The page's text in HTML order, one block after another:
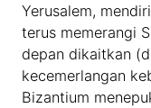
Yerusalem,
terus memerangi
depan dikaitkan
kecemerlangan
Bizantium